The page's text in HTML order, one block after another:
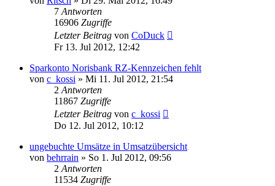
7 Antworten
16906 Zugriffe
Letzter Beitrag von CoDuck
Fr 13. Jul 2012, 12:42
Sparkonto Norisbank RZ-Kennzeichen fehlt
von c_kossi » Mi 11. Jul 2012, 21:54
2 Antworten
11867 Zugriffe
Letzter Beitrag von c_kossi
Do 12. Jul 2012, 10:12
ungebuchte Umsätze in Umsatzübersicht
von behrrain » So 1. Jul 2012, 09:56
2 Antworten
11534 Zugriffe